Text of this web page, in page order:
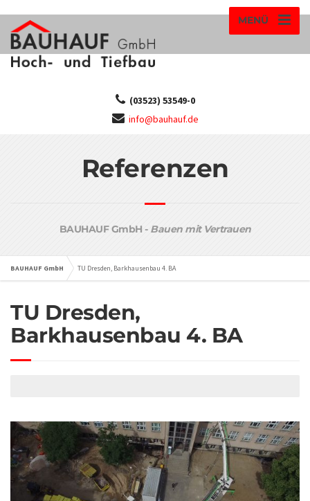
MENÜ
(03523) 53549-0
info@bauhauf.de
Referenzen
BAUHAUF GmbH - Bauen mit Vertrauen
BAUHAUF GmbH TU Dresden, Barkhausenbau 4. BA
TU Dresden,
Barkhausenbau 4. BA